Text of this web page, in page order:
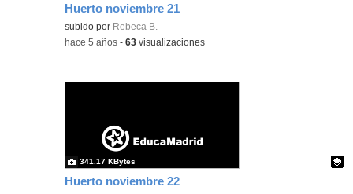
Huerto noviembre 21
Contenido educativo.
subido por Rebeca B.
-hace 5 años -63 visualizaciones
Huerto noviembre 22
341.17 KBytes